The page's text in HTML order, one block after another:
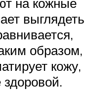
выглядеть
образом,
кожу,